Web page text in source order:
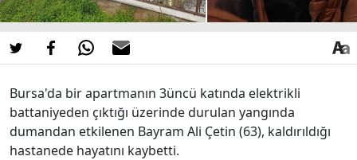
Bursa'da bir apartmanın 3üncü katında elektrikli
battaniyeden çıktığı üzerinde durulan yangında
dumandan etkilenen Bayram Ali Çetin (63), kaldırıldığı
hastanede hayatını kaybetti.